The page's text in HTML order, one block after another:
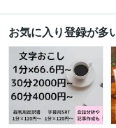
お気に入り登録が多